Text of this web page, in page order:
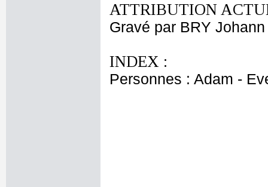
ATTRIBUTION
Gravé par BRY
INDEX :
Personnes : Adam -